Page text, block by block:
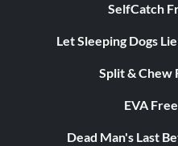
SelfCatch
Let Sleeping Dogs
Split & Chew
EVA
Dead Man's Last